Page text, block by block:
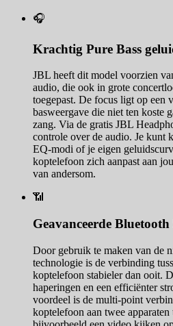
🎧
Krachtig Pure Bass
JBL heeft dit model voorzien
audio, die ook in grote
toegepast. De focus ligt op een
basweergave die niet ten koste
zang. Via de gratis JBL
controle over de audio. Je kunt
EQ-modi of je eigen
koptelefoon zich aanpast aan
van andersom.
📶
Geavanceerde
Door gebruik te maken van de
technologie is de verbinding
koptelefoon stabieler dan ooit.
haperingen en een efficiënter
voordeel is de multi-point
koptelefoon aan twee